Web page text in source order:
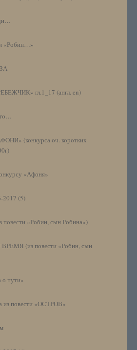
«Робин…»
гл.1_17 (англ. en)
(конкурса оч. коротких
«Афоня»
2017 (5)
«Робин, сын Робина»)
(из повести «Робин, сын
о пути»
из повести «ОСТРОВ»